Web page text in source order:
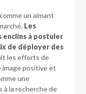
un aimant
Les
enclins à postuler
de déployer des
les efforts de
positive et
une
à la recherche de